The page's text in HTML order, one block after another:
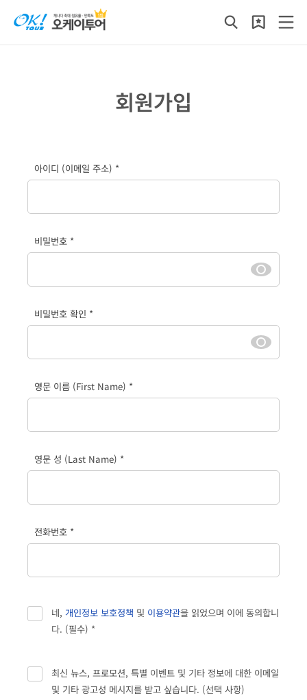
회원가입
아이디 (이메일 주소) *
비밀번호 *
비밀번호 확인 *
영문 이름 (First Name) *
영문 성 (Last Name) *
전화번호 *
네, 개인정보 보호정책 및 이용약관을 읽었으며 이에 동의합니
다. (필수) *
최신 뉴스, 프로모션, 특별 이벤트 및 기타 정보에 대한 이메일
및 기타 광고성 메시지를 받고 싶습니다. (선택 사항)